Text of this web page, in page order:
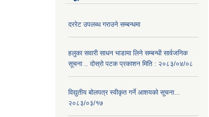
दररेट उपलब्ध गराउने सम्बन्धमा
हलुका सवारी साधन भाडामा लिने सम्बन्धी सार्वजनिक
सूचना .. दोस्रो पटक प्रकाशन मिति : २०८३/०४/०८
विद्युतीय बोलपत्र स्वीकृत गर्ने आशयको सूचना...
२०८३/०३/१७